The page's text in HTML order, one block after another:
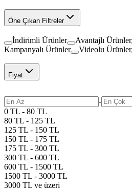
Öne Çıkan Filtreler
İndirimli Ürünler Avantajlı Ürünler
Kampanyalı Ürünler
Videolu Ürünler
Fiyat
-
0 TL - 80 TL
80 TL - 125 TL
125 TL - 150 TL
150 TL - 175 TL
175 TL - 300 TL
300 TL - 600 TL
600 TL - 1500 TL
1500 TL - 3000 TL
3000 TL ve üzeri